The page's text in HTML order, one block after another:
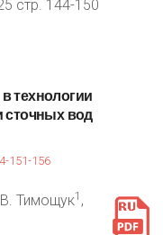
стр. 144-150
втехнологии
сточных вод
151-156
Тимощук1 ,